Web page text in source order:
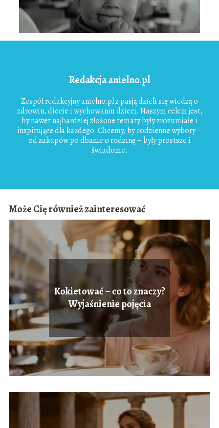
Redakcja anielno.pl
Zespół redakcyjny anielno.pl z pasją dzieli się wiedzą o
zdrowiu, diecie i wychowaniu dzieci. Naszym celem jest,
by nawet najbardziej złożone tematy były zrozumiałe i
inspirujące dla każdego. Chcemy, by codzienne wybory –
od zakupów po dbanie o rodzinę – były prostsze i
świadome.
Może Cię również zainteresować
Kokietować – co to znaczy?
Wyjaśnienie pojęcia